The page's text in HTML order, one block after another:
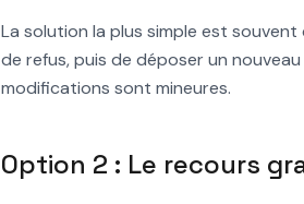
La solution la plus simple est souvent
de refus, puis de déposer un
modifications sont mineures.
Option 2 : Le recours